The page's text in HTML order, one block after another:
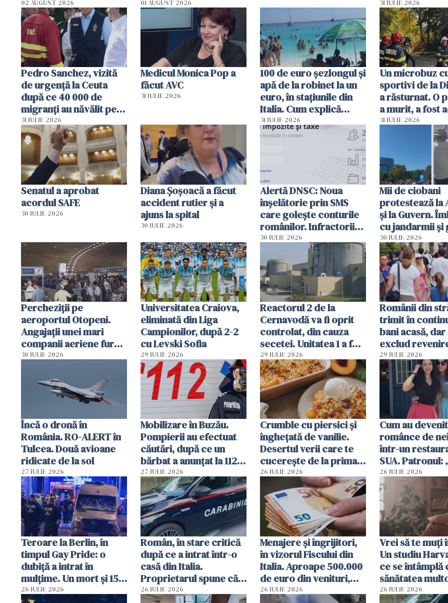
02 AUGUST 2026 01 AUGUST 2026
capete de
sumă imensă
31 IULIE 2026
Pedro Sanchez, vizită
de urgență la Ceuta
după ce 40 000 de
migranți au năvălit pe
teritoriul spaniol: „Vom
mobiliza toate
resursele"
31 IULIE 2026
Medicul Monica Pop a
făcut AVC
31 IULIE 2026
100 de euro șezlongul și
apă de la robinet la un
euro, în stațiunile din
Italia. Cum explică
autoritățile
31 IULIE 2026
Un microbuz
sportivi de la
a răsturnat. O
a murit, a fost
planul roșu de
31 IULIE 2026
Senatul a aprobat
acordul SAFE
30 IULIE 2026
Diana Șoșoacă a făcut
accident rutier și a
ajuns la spital
30 IULIE 2026
Alertă DNSC: Noua
înșelătorie prin SMS
care golește conturile
românilor. Infractorii
folosesc numele
Ghișeul.ro și al Poliției
Române
30 IULIE 2026
Mii de ciobani
protestează la
și la Guvern.
cu jandarmii și
lacrimogene
30 IULIE 2026
Percheziții pe
aeroportul Otopeni.
Angajații unei mari
companii aeriene furau
parfumuri, ceasuri și
vânzării
30 IULIE 2026
Universitatea Craiova,
eliminată din Liga
Campionilor, după 2-2
cu Levski Sofia
29 IULIE 2026
Reactorul 2 de la
Cernavodă va fi oprit
controlat, din cauza
secetei. Unitatea 1 a fost
deja oprită
29 IULIE 2026
Românii din
trimit în
bani acasă, dar
exclud
29 IULIE 2026
Încă o dronă în
România. RO-ALERT în
Tulcea. Două avioane
ridicate de la sol
27 IULIE 2026
Mobilizare în Buzău.
Pompierii au efectuat
căutări, după ce un
bărbat a anunțat la 112
că a văzut un obiect
luminos
27 IULIE 2026
Crumble cu piersici și
înghețată de vanilie.
Desertul verii care te
cucerește de la prima
lingură
26 IULIE 2026
Cum au
românce de
într-un
SUA. Patronul:
ce o să mă fac
26 IULIE 2026
Teroare la Berlin, în
timpul Gay Pride: o
dubiță a intrat în
mulțime. Un mort și 15
răniți
26 IULIE 2026
Român, în stare critică
după ce a intrat într-o
casă din Italia.
Proprietarul spune că
s-a apărat cu un cuțit
26 IULIE 2026
Menajere și îngrijitori,
în vizorul Fiscului din
Italia. Aproape 500.000
de euro din venituri,
ascunși de autorități
26 IULIE 2026
Vrei să te muți
Un studiu
ce se întâmplă
sănătatea
imigranți
26 IULIE 2026